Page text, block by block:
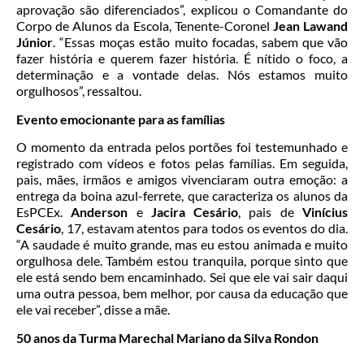
aprovação são diferenciados”, explicou o Comandante do
Corpo de Alunos da Escola, Tenente-Coronel Jean Lawand
Júnior. “Essas moças estão muito focadas, sabem que vão
fazer história e querem fazer história. É nítido o foco, a
determinação e a vontade delas. Nós estamos muito
orgulhosos”, ressaltou.
Evento emocionante para as famílias
O momento da entrada pelos portões foi testemunhado e
registrado com vídeos e fotos pelas famílias. Em seguida,
pais, mães, irmãos e amigos vivenciaram outra emoção: a
entrega da boina azul-ferrete, que caracteriza os alunos da
EsPCEx.Anderson e Jacira Cesário, pais deVinícius
Cesário, 17, estavam atentos para todos os eventos do dia.
“A saudade é muito grande, mas eu estou animada e muito
orgulhosa dele. Também estou tranquila, porque sinto que
ele está sendo bem encaminhado. Sei que ele vai sair daqui
uma outra pessoa, bem melhor, por causa da educação que
ele vai receber”, disse a mãe.
50 anos da Turma Marechal Mariano da Silva Rondon